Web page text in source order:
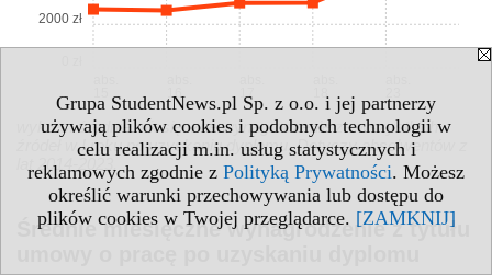
Grupa StudentNews.pl Sp. z o.o. i jej partnerzy
używają plików cookies i podobnych technologii w
celu realizacji m.in. usług statystycznych i
reklamowych zgodnie z Polityką Prywatności. Możesz
określić warunki przechowywania lub dostępu do
plików cookies w Twojej przeglądarce. [ZAMKNIJ]
16
17
18
2000 zł
wykres: średnie miesięczne wynagrodzenie ze wszystkich
źródeł w I roku po uzyskaniu dyplomu. Dotyczy absolwentów z
lat 2014-2023.
Średnie miesięczne wynagrodzenie z tytułu